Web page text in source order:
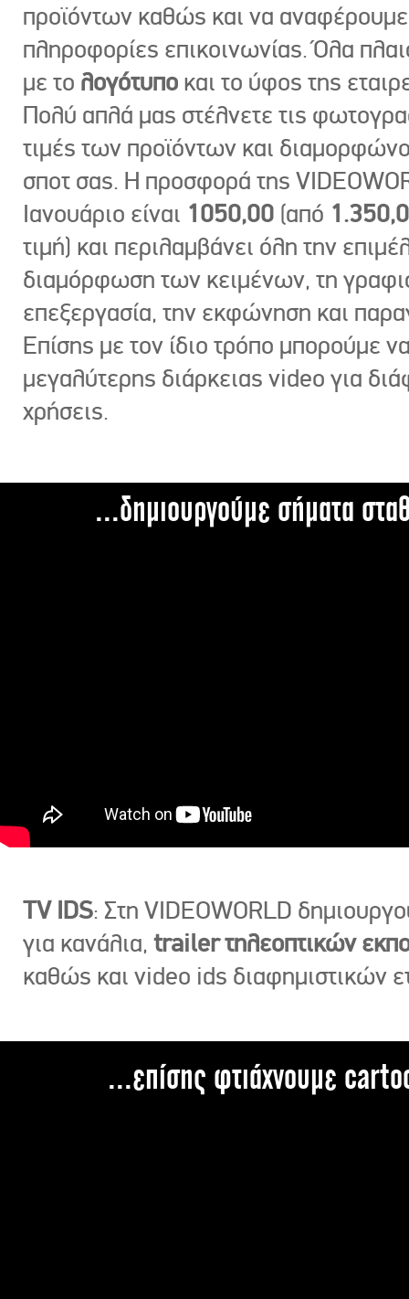
προϊόντων καθώς και να
πληροφορίες επικοινωνίας. Όλα
με το λογότυπο και το ύφος της
Πολύ απλά μας στέλνετε τις
τιμές των προϊόντων και
σποτ σας. Η προσφορά της
Ιανουάριο είναι 1050,00 (από
τιμή) και περιλαμβάνει όλη την
διαμόρφωση των κειμένων, τη
επεξεργασία, την εκφώνηση και
Επίσης με τον ίδιο τρόπο μπορούμε
μεγαλύτερης διάρκειας video για
χρήσεις.
...δημιουργούμε σήματα
TV IDS: Στη VIDEOWORLD
για κανάλια, trailer τηλεοπτικών
καθώς και video ids διαφημιστικών
...επίσης φτιάχνουμε